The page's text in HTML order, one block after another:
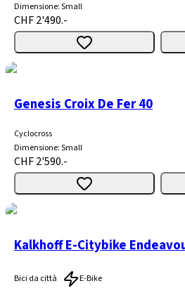
Dimensione:Small
CHF 2'490.-
Genesis Croix De Fer 40
Cyclocross
Dimensione:Small
CHF 2'590.-
Bici da città
E-Bike